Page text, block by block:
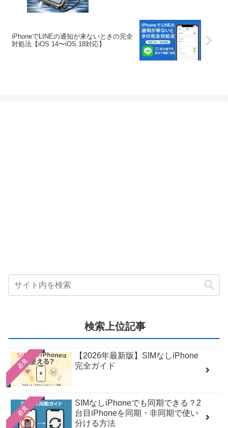
iPhoneでLINEの通知が来ないときの完全
対処法【iOS 14〜iOS 18対応】
検索上位記事
必見
【2026年最新版】SIMなしiPhone
完全ガイド
必見
SIMなしiPhoneでも同期できる？2
台目iPhoneを同期・非同期で使い
分ける方法